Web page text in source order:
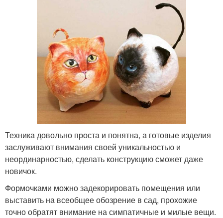
Техника довольно проста и понятна, а готовые изделия
заслуживают внимания своей уникальностью и
неординарностью, сделать конструкцию сможет даже
новичок.
Формочками можно задекорировать помещения или
выставить на всеобщее обозрение в сад, прохожие
точно обратят внимание на симпатичные и милые вещи.